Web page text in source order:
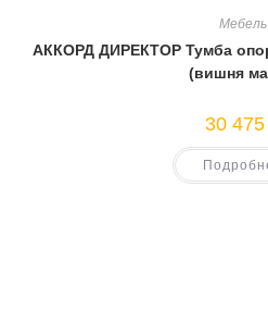
Мебель
АККОРД ДИРЕКТОР Тумба
(вишня
30 475